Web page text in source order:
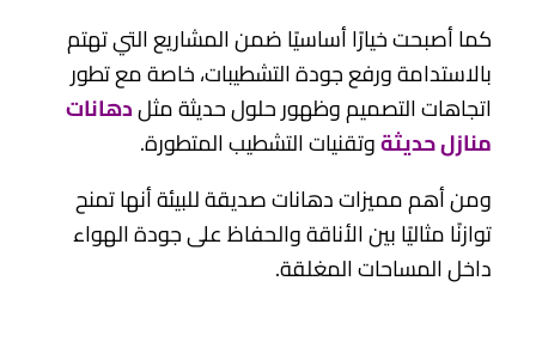
كما أصبحت خيارًا أساسيًا ضمن المشاريع التي تهتم
بالاستدامة ورفع جودة التشطيبات، خاصة مع تطور
اتجاهات التصميم وظهور حلول حديثة مثلدهانات
منازل حديثةوتقنيات التشطيب المتطورة.
ومن أهم مميزات دهانات صديقة للبيئة أنها تمنح
توازنًا مثاليًا بين الأناقة والحفاظ على جودة الهواء
داخل المساحات المغلقة.